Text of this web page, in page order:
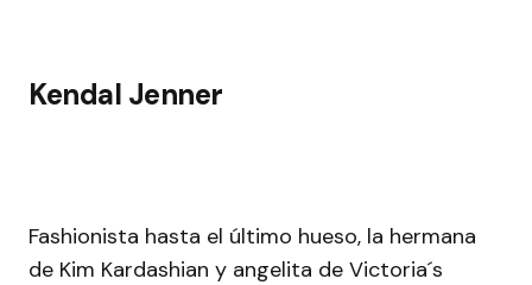
Kendal Jenner
Fashionista hasta el último hueso, la hermana
de Kim Kardashian y angelita de Victoria´s